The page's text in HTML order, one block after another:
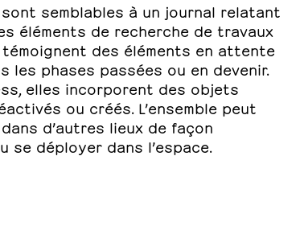
semblables à un journal relatant
éléments de recherche de travaux
témoignent des éléments en attente
les phases passées ou en devenir.
elles incorporent des objets
ou créés. L’ensemble peut
d’autres lieux de façon
se déployer dans l’espace.